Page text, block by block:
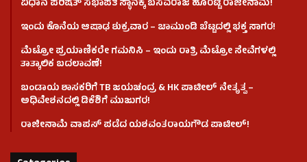
ವಿಧಾನ ಪರಿಷತ್ ಸಭಾಪತಿ ಸ್ಥಾನಕ್ಕೆ ಬಸವರಾಜ ಹೊರಟ್ಟಿ ರಾಜೀನಾಮೆ!
ಇಂದು ಕೊನೆಯ ಆಷಾಢ ಶುಕ್ರವಾರ – ಚಾಮುಂಡಿ ಬೆಟ್ಟದಲ್ಲಿ ಭಕ್ತ ಸಾಗರ!
ಮೆಟ್ರೋ ಪ್ರಯಾಣಿಕರೇ ಗಮನಿಸಿ – ಇಂದು ರಾತ್ರಿ ಮೆಟ್ರೋ ಸೇವೆಗಳಲ್ಲಿ
ತಾತ್ಕಾಲಿಕ ಬದಲಾವಣೆ!
ಬಂಡಾಯ ಶಾಸಕರಿಗೆ TB ಜಯಚಂದ್ರ & HK ಪಾಟೀಲ್ ನೇತೃತ್ವ –
ಅಧಿವೇಶನದಲ್ಲಿ ಡಿಕೆಶಿಗೆ ಮುಜುಗರ!
ರಾಜೀನಾಮೆ ವಾಪಸ್ ಪಡೆದ ಯಶವಂತರಾಯಗೌಡ ಪಾಟೀಲ್‌!